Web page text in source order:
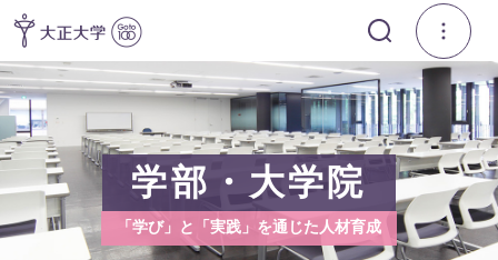
学部・大学院
「学び」と「実践」を通じた人材育成